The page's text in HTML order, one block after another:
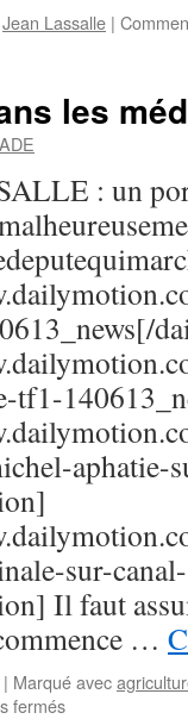
Jean Lassalle |
les
: un
tf1-
aphatie-
sur-canal-
Il faut
…
| Marqué avec
fermés